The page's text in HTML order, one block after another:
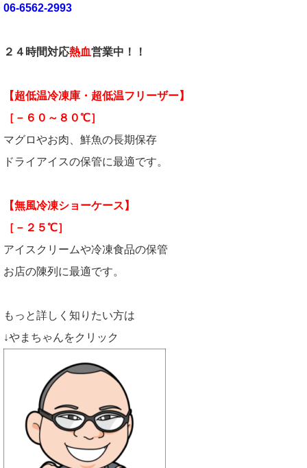
06-6562-2993
２４時間対応熱血営業中！！
【超低温冷凍庫・超低温フリーザー】
［－６０～８０℃］
マグロやお肉、鮮魚の長期保存
ドライアイスの保管に最適です。
【無風冷凍ショーケース】
［－２５℃］
アイスクリームや冷凍食品の保管
お店の陳列に最適です。
もっと詳しく知りたい方は
↓やまちゃんをクリック